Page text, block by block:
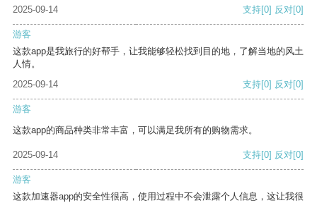
2025-09-14 支持[0] 反对[0]
游客
这款app是我旅行的好帮手，让我能够轻松找到目的地，了解当地的风土
人情。
2025-09-14
支持[0] 反对[0]
游客
这款app的商品种类非常丰富，可以满足我所有的购物需求。
2025-09-14 支持[0] 反对[0]
游客
这款加速器app的安全性很高，使用过程中不会泄露个人信息，这让我很